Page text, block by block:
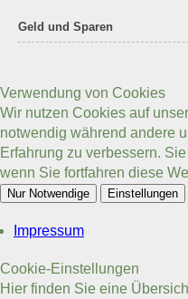
Geld und Sparen
Verwendung von Cookies
Wir nutzen Cookies auf
notwendig während andere
Erfahrung zu verbessern.
wenn Sie fortfahren diese
Nur Notwendige Einstellungen
Impressum
Cookie-Einstellungen
Hier finden Sie eine